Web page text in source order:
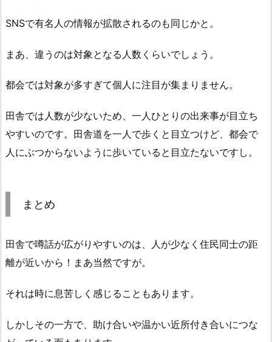
SNSで有名人の情報が拡散されるのも同じかと。
まあ、違うのは対象となる人数くらいでしょう。
都会では対象が多すぎて個人に注目が集まりません。
田舎では人数が少ないため、一人ひとりの出来事が目立ち
やすいのです。田舎道を一人で歩くと目立つけど、都会で
人にぶつからないように歩いていると目立たないですし。
まとめ
田舎で噂話が広がりやすいのは、人が少なく住民同士の距
離が近いから！まあ当然ですが。
それは時に息苦しく感じることもあります。
しかしその一方で、助け合いや温かい近所付き合いにつな